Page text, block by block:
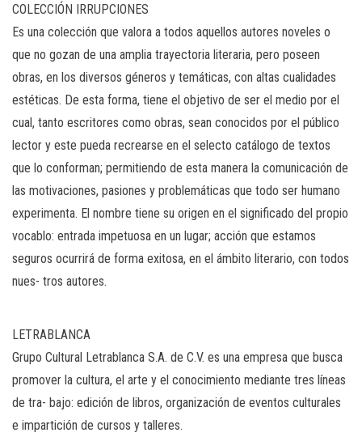
COLECCIÓN IRRUPCIONES
Es una colección que valora a todos aquellos autores noveles o
que no gozan de una amplia trayectoria literaria, pero poseen
obras, en los diversos géneros y temáticas, con altas cualidades
estéticas. De esta forma, tiene el objetivo de ser el medio por el
cual, tanto escritores como obras, sean conocidos por el público
lector y este pueda recrearse en el selecto catálogo de textos
que lo conforman; permitiendo de esta manera la comunicación de
las motivaciones, pasiones y problemáticas que todo ser humano
experimenta. El nombre tiene su origen en el significado del propio
vocablo: entrada impetuosa en un lugar; acción que estamos
seguros ocurrirá de forma exitosa, en el ámbito literario, con todos
nues- tros autores.
LETRABLANCA
Grupo Cultural Letrablanca S.A. de C.V. es una empresa que busca
promover la cultura, el arte y el conocimiento mediante tres líneas
de tra- bajo: edición de libros, organización de eventos culturales
e impartición de cursos y talleres.